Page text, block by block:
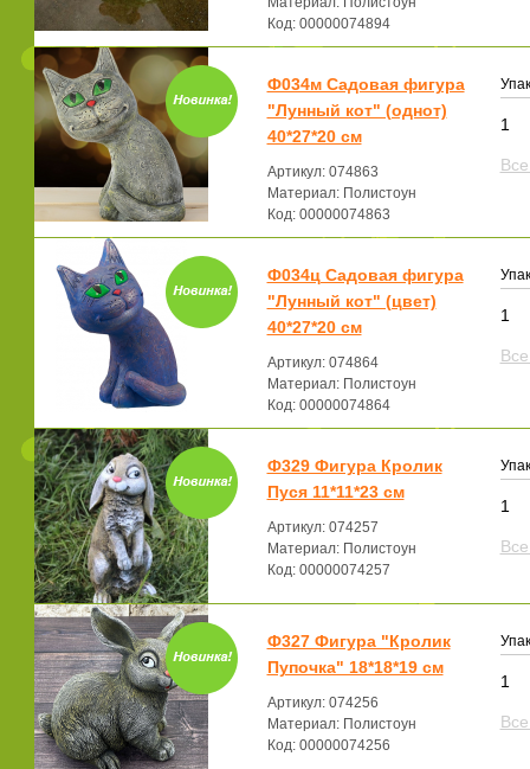
Код: 00000074894
Ф034м Садовая фигура
"Лунный кот" (однот)
40*27*20 см
Артикул: 074863
Материал: Полистоун
Код: 00000074863
1
Ф034ц Садовая фигура
"Лунный кот" (цвет)
40*27*20 см
Артикул: 074864
Материал: Полистоун
Код: 00000074864
1
Ф329 Фигура Кролик
Пуся 11*11*23 см
Артикул: 074257
Материал: Полистоун
Код: 00000074257
1
Ф327 Фигура "Кролик
Пупочка" 18*18*19 см
Артикул: 074256
Материал: Полистоун
Код: 00000074256
1